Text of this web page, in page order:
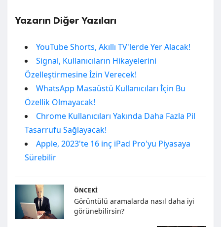
Yazarın Diğer Yazıları
YouTube Shorts, Akıllı TV'lerde Yer Alacak!
Signal, Kullanıcıların Hikayelerini
Özelleştirmesine İzin Verecek!
WhatsApp Masaüstü Kullanıcıları İçin Bu
Özellik Olmayacak!
Chrome Kullanıcıları Yakında Daha Fazla Pil
Tasarrufu Sağlayacak!
Apple, 2023'te 16 inç iPad Pro'yu Piyasaya
Sürebilir
ÖNCEKI
Görüntülü aramalarda nasıl daha iyi
görünebilirsin?